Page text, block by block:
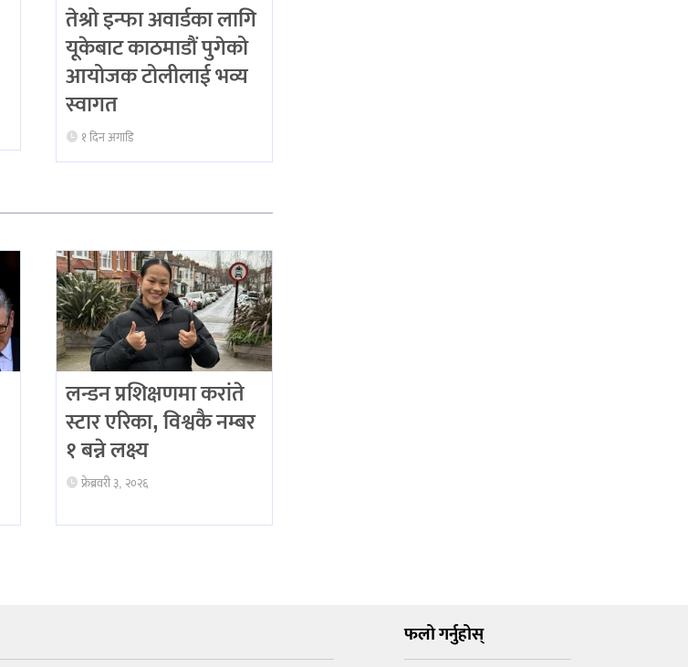
तेश्रो इन्फा अवार्डका लागि
यूकेबाट काठमाडौं पुगेको
आयोजक टोलीलाई भव्य
स्वागत
१ दिन अगाडि
लन्डन प्रशिक्षणमा करांते
स्टार एरिका, विश्वकै नम्बर
१ बन्ने लक्ष्य
फ्रेब्रवरी ३, २०२६
फलो गर्नुहोस्